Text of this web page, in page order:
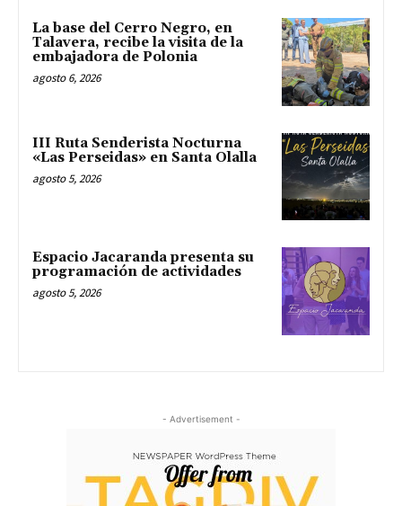
La base del Cerro Negro, en
Talavera, recibe la visita de la
embajadora de Polonia
agosto 6, 2026
III Ruta Senderista Nocturna
«Las Perseidas» en Santa Olalla
agosto 5, 2026
Espacio Jacaranda presenta su
programación de actividades
agosto 5, 2026
- Advertisement -